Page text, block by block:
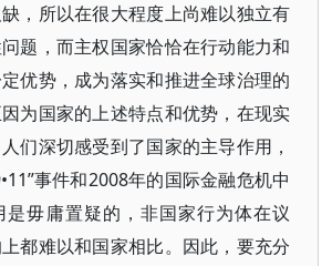
，所以在很大程度上尚难以独立有
题，而主权国家恰恰在行动能力和
优势，成为落实和推进全球治理的
为国家的上述特点和优势，在现实
们深切感受到了国家的主导作用，
事件和2008年的国际金融危机中
是毋庸置疑的，非国家行为体在议
都难以和国家相比。因此，要充分